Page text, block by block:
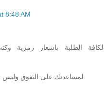
8:48 AM
لكافة الطلبة باسعار رمزية
لمساعدتك على التفوق وليس فقط النجاح الموقع الالكتروني: